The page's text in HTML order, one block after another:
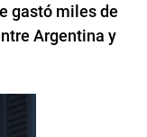
gastó miles de
Argentina y